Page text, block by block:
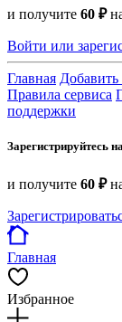
и получите 60 ₽
Войти или
Главная Добавить
Правила сервиса
поддержки
Зарегистрируйтесь
и получите 60 ₽
Главная
Избранное